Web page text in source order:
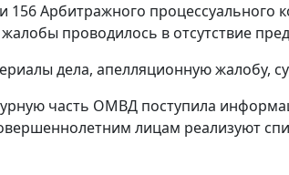
156Арбитражного процессуального
проводилось в отсутствие
дела, апелляционную жалобу,
часть ОМВД поступила
лицам реализуют